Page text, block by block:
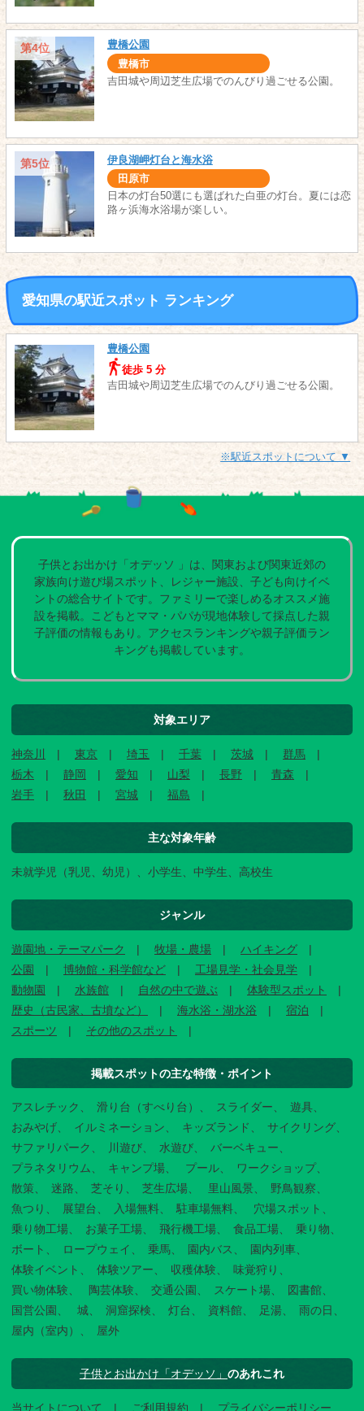
第4位 豊橋公園
豊橋市
吉田城や周辺芝生広場でのんびり過ごせる公園。
第5位 伊良湖岬灯台と海水浴
田原市
日本の灯台50選にも選ばれた白亜の灯台。夏には恋
路ヶ浜海水浴場が楽しい。
愛知県の駅近スポット ランキング
豊橋公園
徒歩 5 分
吉田城や周辺芝生広場でのんびり過ごせる公園。
※駅近スポットについて ▼
子供とお出かけ「オデッソ 」は、関東および関東近郊の
家族向け遊び場スポット、レジャー施設、子ども向けイベ
ントの総合サイトです。ファミリーで楽しめるオススメ施
設を掲載。こどもとママ・パパが現地体験して採点した親
子評価の情報もあり。アクセスランキングや親子評価ラン
キングも掲載しています。
対象エリア
神奈川 東京 埼玉 千葉 茨城
群馬
栃木
静岡 愛知 山梨 長野
青森
岩手
秋田 宮城 福島
主な対象年齢
未就学児（乳児、幼児）、小学生、中学生、高校生
ジャンル
遊園地・テーマパーク 牧場・農場
ハイキング
公園
博物館・科学館など
工場見学・社会見学
動物園
水族館 自然の中で遊ぶ
体験型スポット
歴史（古民家、古墳など）
海水浴・湖水浴
宿泊
スポーツ
その他のスポット
掲載スポットの主な特徴・ポイント
アスレチック 滑り台（すべり台） スライダー
遊具
おみやげ
イルミネーション キッズランド
サイクリング
サファリパーク
川遊び 水遊び
バーベキュー
プラネタリウム
キャンプ場 プール
ワークショップ
散策
迷路 芝そり 芝生広場 里山風景
野鳥観察
魚つり
展望台 入場無料 駐車場無料
穴場スポット
乗り物工場
お菓子工場 飛行機工場 食品工場
乗り物
ボート
ロープウェイ 乗馬 園内バス
園内列車
体験イベント
体験ツアー 収穫体験
味覚狩り
買い物体験
陶芸体験 交通公園 スケート場
図書館
国営公園
城 洞窟探検 灯台 資料館 足湯
雨の日
屋内（室内）
屋外
子供とお出かけ「オデッソ」 のあれこれ
当サイトについて ご利用規約 プライバシーポリシー